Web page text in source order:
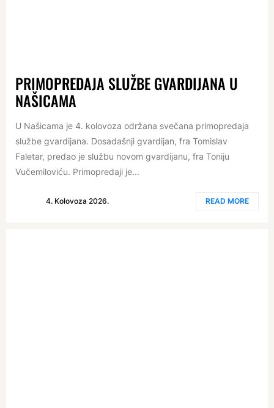
PRIMOPREDAJA SLUŽBE GVARDIJANA U
NAŠICAMA
U Našicama je 4. kolovoza održana svečana primopredaja
službe gvardijana. Dosadašnji gvardijan, fra Tomislav
Faletar, predao je službu novom gvardijanu, fra Toniju
Vučemiloviću. Primopredaji je...
4. Kolovoza 2026. READ MORE